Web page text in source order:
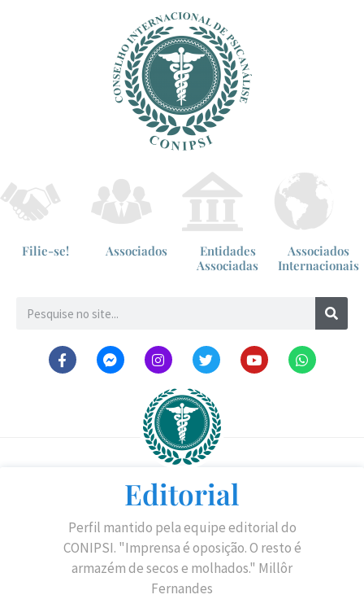
Filie-se! Associados
Entidades
Associadas
Associados
Internacionais
Editorial
Perfil mantido pela equipe editorial do
CONIPSI. "Imprensa é oposição. O resto é
armazém de secos e molhados." Millôr
Fernandes